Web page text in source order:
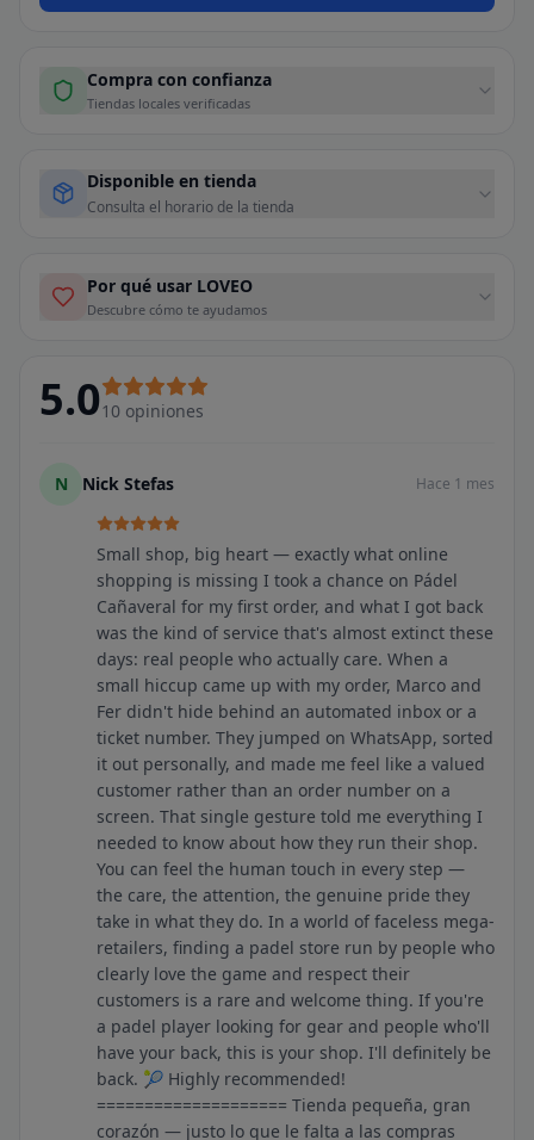
Compra con confianza
Tiendas locales verificadas
Disponible en tienda
Consulta el horario de la tienda
Por qué usar LOVEO
Descubre cómo te ayudamos
5.010 opiniones
N Nick Stefas Hace 1 mes
Small shop, big heart — exactly what online
shopping is missing I took a chance on Pádel
Cañaveral for my first order, and what I got back
was the kind of service that's almost extinct these
days: real people who actually care. When a
small hiccup came up with my order, Marco and
Fer didn't hide behind an automated inbox or a
ticket number. They jumped on WhatsApp, sorted
it out personally, and made me feel like a valued
customer rather than an order number on a
screen. That single gesture told me everything I
needed to know about how they run their shop.
You can feel the human touch in every step —
the care, the attention, the genuine pride they
take in what they do. In a world of faceless mega-
retailers, finding a padel store run by people who
clearly love the game and respect their
customers is a rare and welcome thing. If you're
a padel player looking for gear and people who'll
have your back, this is your shop. I'll definitely be
back. 🎾 Highly recommended!
==================== Tienda pequeña, gran
corazón — justo lo que le falta a las compras